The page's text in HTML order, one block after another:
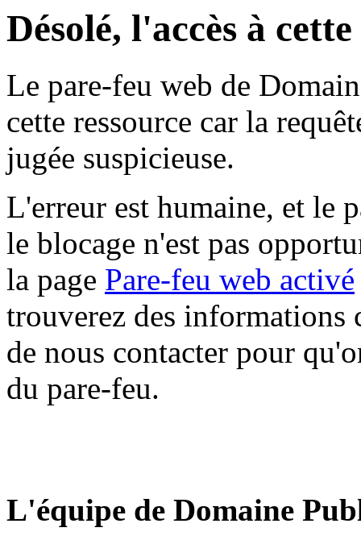
Désolé, l'accès à
Le pare-feu web de
cette ressource car la
jugée suspicieuse.
L'erreur est humaine, et le
le blocage n'est pas
la page Pare-feu web activé
trouverez des informations
de nous contacter pour
du pare-feu.
L'équipe de Domaine